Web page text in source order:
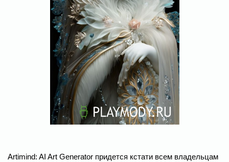
Artimind: AI Art Generator придется кстати всем владельцам